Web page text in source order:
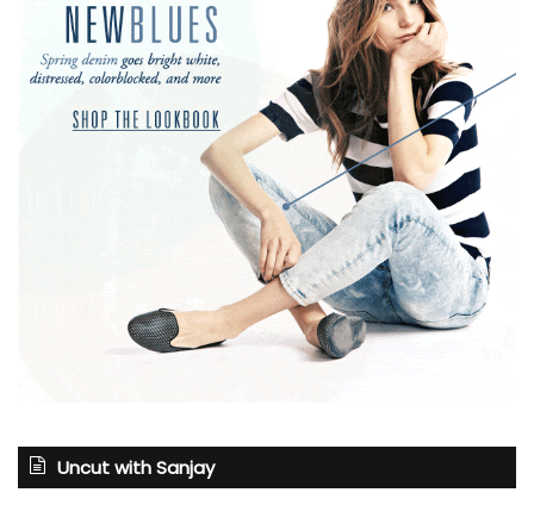
Uncut with Sanjay